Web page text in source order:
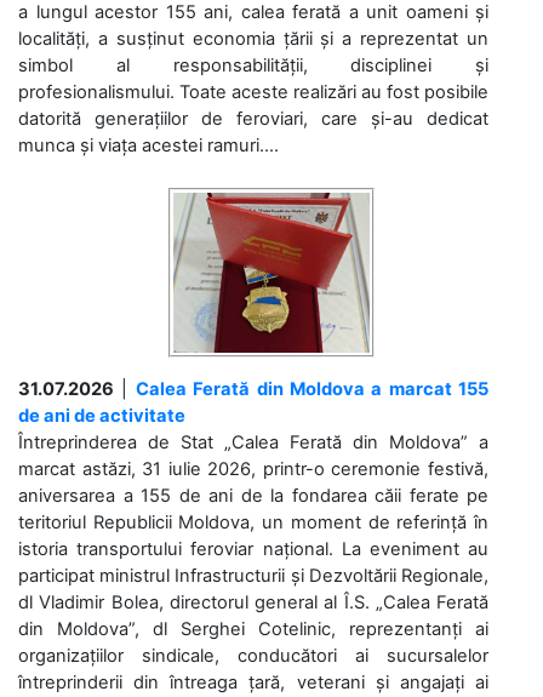
a lungul acestor 155 ani, calea ferată a unit oameni și
localități, a susținut economia țării și a reprezentat un
simbol al responsabilității, disciplinei și
profesionalismului. Toate aceste realizări au fost posibile
datorită generațiilor de feroviari, care și-au dedicat
munca și viața acestei ramuri....
31.07.2026
Calea Ferată din Moldova a marcat 155
de ani de activitate
Întreprinderea de Stat „Calea Ferată din Moldova” a
marcat astăzi, 31 iulie 2026, printr-o ceremonie festivă,
aniversarea a 155 de ani de la fondarea căii ferate pe
teritoriul Republicii Moldova, un moment de referință în
istoria transportului feroviar național. La eveniment au
participat ministrul Infrastructurii și Dezvoltării Regionale,
dl Vladimir Bolea, directorul general al Î.S. „Calea Ferată
din Moldova”, dl Serghei Cotelinic, reprezentanți ai
organizațiilor sindicale, conducători ai sucursalelor
întreprinderii din întreaga țară, veterani și angajați ai